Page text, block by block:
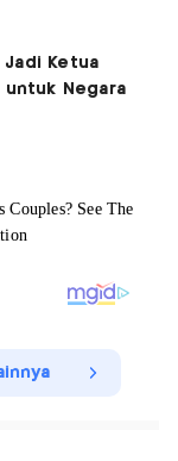
Jadi Ketua
untuk Negara